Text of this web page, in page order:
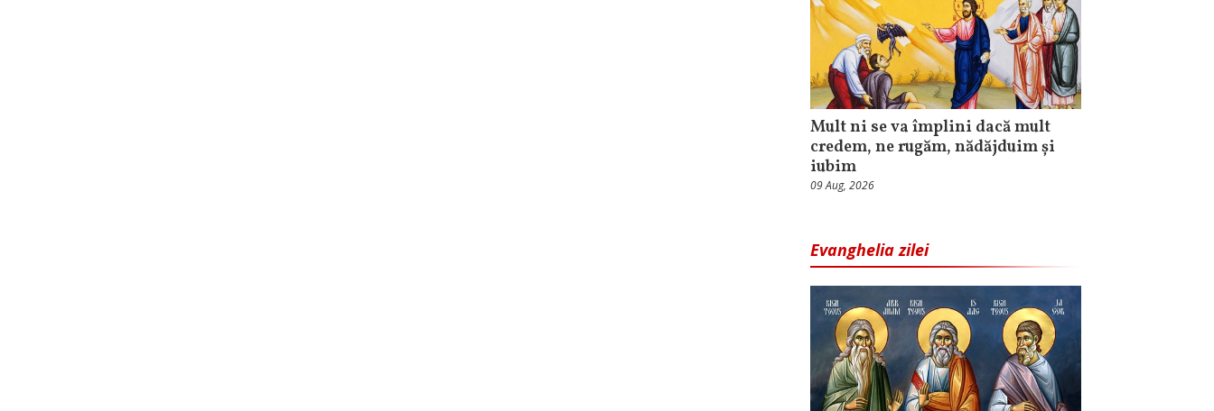
Mult ni se va împlini dacă mult
credem, ne rugăm, nădăjduim și
iubim
09 Aug, 2026
Evanghelia zilei